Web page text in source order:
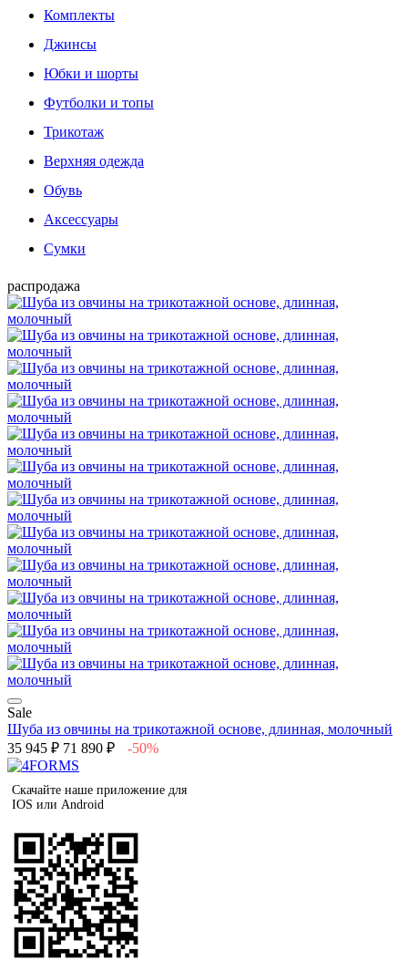
Комплекты
Джинсы
Юбки и шорты
Футболки и топы
Трикотаж
Верхняя одежда
Обувь
Аксессуары
Сумки
распродажа
Sale
Шуба из овчины на трикотажной основе, длинная, молочный
35 945 ₽ 71 890 ₽ -50%
Скачайте наше приложение для
IOS или Android